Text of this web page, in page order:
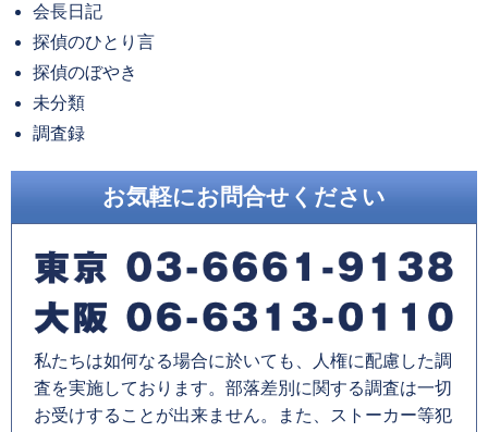
ブ
会長日記
探偵のひとり言
探偵のぼやき
未分類
調査録
お気軽にお問合せください
私たちは如何なる場合に於いても、人権に配慮した調
査を実施しております。部落差別に関する調査は一切
お受けすることが出来ません。また、ストーカー等犯